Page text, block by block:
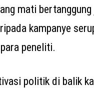
mati
kampanye
peneliti.
politik di balik